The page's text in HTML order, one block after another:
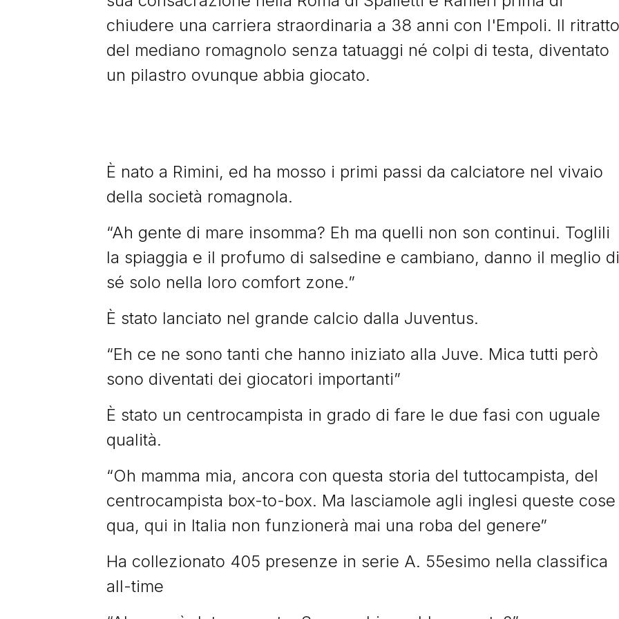
chiudere una carriera straordinaria a 38 anni con l'Empoli. Il ritratto
del mediano romagnolo senza tatuaggi né colpi di testa, diventato
un pilastro ovunque abbia giocato.
È nato a Rimini, ed ha mosso i primi passi da calciatore nel vivaio
della società romagnola.
“Ah gente di mare insomma? Eh ma quelli non son continui. Toglili
la spiaggia e il profumo di salsedine e cambiano, danno il meglio di
sé solo nella loro comfort zone.”
È stato lanciato nel grande calcio dalla Juventus.
“Eh ce ne sono tanti che hanno iniziato alla Juve. Mica tutti però
sono diventati dei giocatori importanti”
È stato un centrocampista in grado di fare le due fasi con uguale
qualità.
“Oh mamma mia, ancora con questa storia del tuttocampista, del
centrocampista box-to-box. Ma lasciamole agli inglesi queste cose
qua, qui in Italia non funzionerà mai una roba del genere”
Ha collezionato 405 presenze in serie A. 55esimo nella classifica
all-time